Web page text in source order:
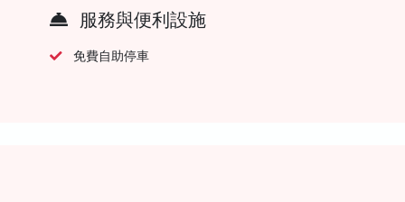
服務與便利設施
免費自助停車